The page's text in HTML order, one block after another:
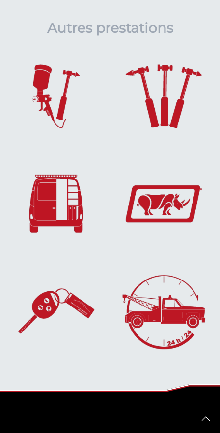
Autres prestations
EN SAVOIR
PLUS...
EN SAVOIR
PLUS...
PLUS...
EN SAVOIR
PLUS...
EN SAVOIR